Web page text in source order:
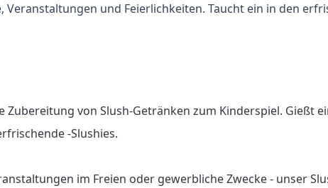
und Feierlichkeiten. Taucht ein in den
von Slush-Getränken zum Kinderspiel. Gießt
-Slushies.
im Freien oder gewerbliche Zwecke - unser